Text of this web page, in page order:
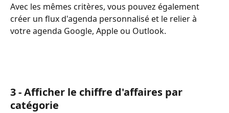
Avec les mêmes critères, vous pouvez également
créer un flux d'agenda personnalisé et le relier à
votre agenda Google, Apple ou Outlook.
3 - Afficher le chiffre d'affaires par
catégorie